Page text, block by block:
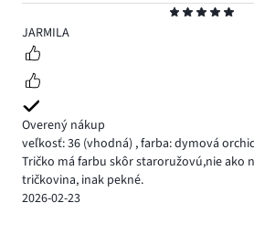
5
JARMILA
Overený nákup
veľkosť: 36 (vhodná) ,farba: dymová
Tričko má farbu skôr staroružovú,nie ako
tričkovina, inak pekné.
2026-02-23